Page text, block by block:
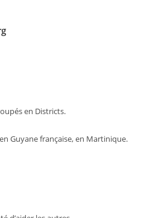
en Districts.
Guyane française, en Martinique.